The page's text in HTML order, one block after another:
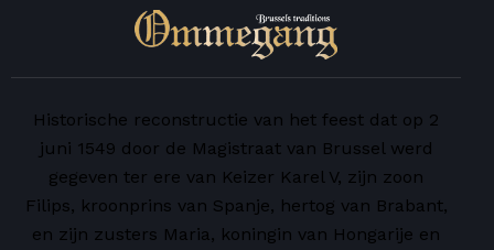
Historische reconstructie van het feest dat op 2
juni 1549 door de Magistraat van Brussel werd
gegeven ter ere van Keizer Karel V, zijn zoon
Filips, kroonprins van Spanje, hertog van Brabant,
en zijn zusters Maria, koningin van Hongarije en